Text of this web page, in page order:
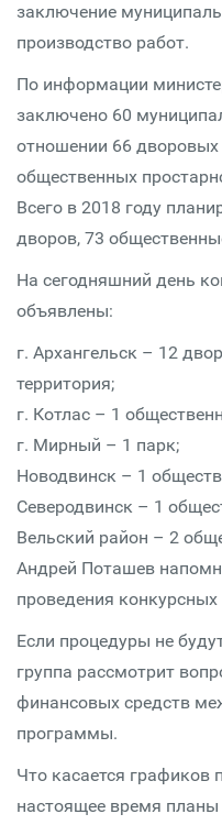
заключение
производство работ.
По информации
заключено 60
отношении 66 дворовых
общественных
Всего в 2018 году
дворов, 73
На сегодняшний день
объявлены:
г. Архангельск – 12
территория;
г. Котлас – 1
г. Мирный – 1 парк;
Новодвинск – 1
Северодвинск – 1
Вельский район – 2
Андрей Поташев
проведения
Если процедуры не
группа рассмотрит
финансовых средств
программы.
Что касается графиков
настоящее время